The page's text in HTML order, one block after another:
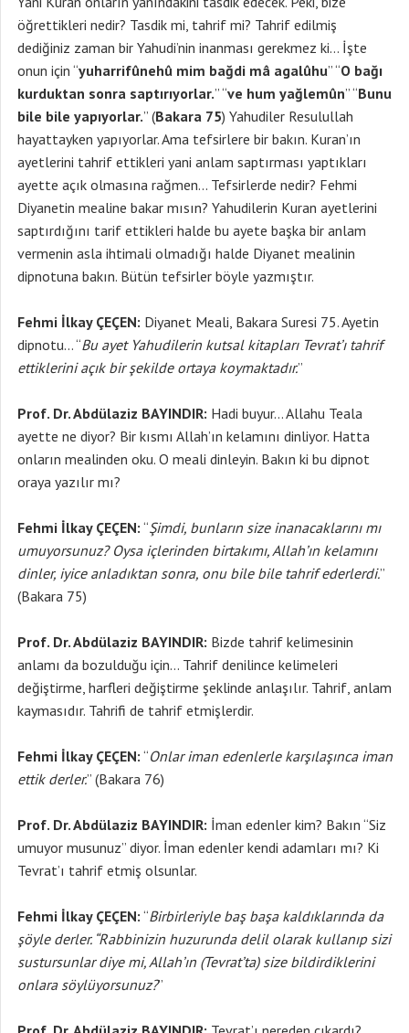
öğrettikleri nedir? Tasdik mi, tahrif mi? Tahrif edilmiş
dediğiniz zaman bir Yahudi’nin inanması gerekmez ki… İşte
onun için “yuharrifûnehû mim bağdi mâ agalûhu” “O bağı
kurduktan sonra saptırıyorlar.” “ve hum yağlemûn” “Bunu
bile bile yapıyorlar.” (Bakara 75) Yahudiler Resulullah
hayattayken yapıyorlar. Ama tefsirlere bir bakın. Kuran’ın
ayetlerini tahrif ettikleri yani anlam saptırması yaptıkları
ayette açık olmasına rağmen… Tefsirlerde nedir? Fehmi
Diyanetin mealine bakar mısın? Yahudilerin Kuran ayetlerini
saptırdığını tarif ettikleri halde bu ayete başka bir anlam
vermenin asla ihtimali olmadığı halde Diyanet mealinin
dipnotuna bakın. Bütün tefsirler böyle yazmıştır.
Fehmi İlkay ÇEÇEN: Diyanet Meali, Bakara Suresi 75. Ayetin
dipnotu… “Bu ayet Yahudilerin kutsal kitapları Tevrat’ı tahrif
ettiklerini açık bir şekilde ortaya koymaktadır.”
Prof. Dr. Abdülaziz BAYINDIR: Hadi buyur… Allahu Teala
ayette ne diyor? Bir kısmı Allah’ın kelamını dinliyor. Hatta
onların mealinden oku. O meali dinleyin. Bakın ki bu dipnot
oraya yazılır mı?
Fehmi İlkay ÇEÇEN: “Şimdi, bunların size inanacaklarını mı
umuyorsunuz? Oysa içlerinden birtakımı, Allah’ın kelamını
dinler, iyice anladıktan sonra, onu bile bile tahrif ederlerdi.”
(Bakara 75)
Prof. Dr. Abdülaziz BAYINDIR: Bizde tahrif kelimesinin
anlamı da bozulduğu için… Tahrif denilince kelimeleri
değiştirme, harfleri değiştirme şeklinde anlaşılır. Tahrif, anlam
kaymasıdır. Tahrifi de tahrif etmişlerdir.
Fehmi İlkay ÇEÇEN: “Onlar iman edenlerle karşılaşınca iman
ettik derler.” (Bakara 76)
Prof. Dr. Abdülaziz BAYINDIR: İman edenler kim? Bakın “Siz
umuyor musunuz” diyor. İman edenler kendi adamları mı? Ki
Tevrat’ı tahrif etmiş olsunlar.
Fehmi İlkay ÇEÇEN: “Birbirleriyle baş başa kaldıklarında da
şöyle derler. “Rabbinizin huzurunda delil olarak kullanıp sizi
sustursunlar diye mi, Allah’ın (Tevrat’ta) size bildirdiklerini
onlara söylüyorsunuz?”